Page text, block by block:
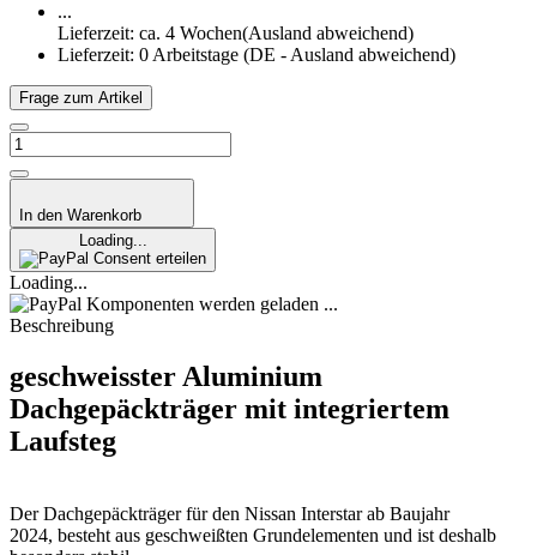
...
Lieferzeit: ca. 4 Wochen(Ausland abweichend)
Lieferzeit: 0 Arbeitstage (DE - Ausland abweichend)
Frage zum Artikel
In den Warenkorb
Loading...
Consent erteilen
Loading...
Komponenten werden geladen ...
Beschreibung
geschweisster Aluminium
Dachgepäckträger mit integriertem
Laufsteg
Der Dachgepäckträger für den Nissan Interstar ab Baujahr
2024, besteht aus geschweißten Grundelementen und ist deshalb